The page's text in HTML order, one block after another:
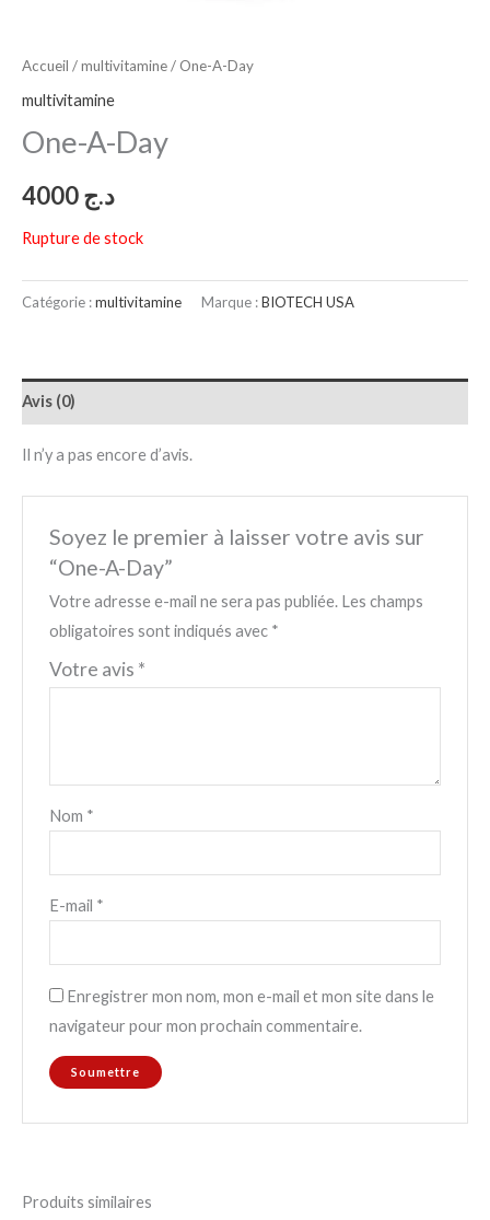
Accueil /multivitamine/ One-A-Day
multivitamine
One-A-Day
د.ج
Rupture de stock
Catégorie :multivitamine Marque :BIOTECH USA
Avis (0)
Il n’y a pas encore d’avis.
Soyez le premier à laisser votre avis sur
“One-A-Day”
Votre adresse e-mail ne sera pas publiée. Les champs
obligatoires sont indiqués avec *
Votre avis *
Nom *
E-mail *
Enregistrer mon nom, mon e-mail et mon site dans le
navigateur pour mon prochain commentaire.
Produits similaires